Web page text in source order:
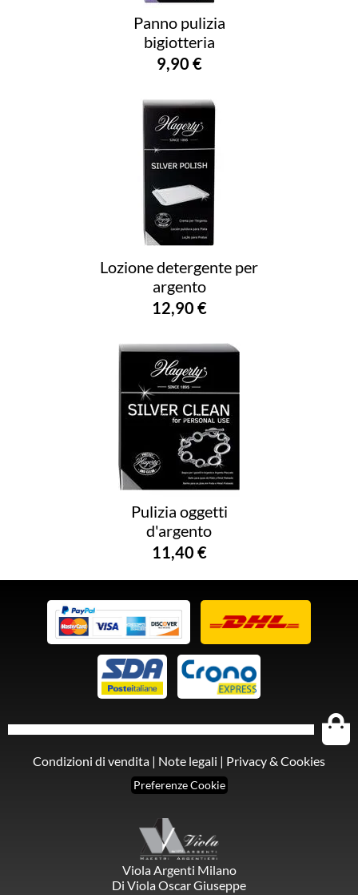
Panno pulizia
bigiotteria
9,90 €
Lozione detergente per
argento
12,90 €
Pulizia oggetti
d'argento
11,40 €
Condizioni di vendita | Note legali | Privacy & Cookies
Preferenze Cookie
Viola Argenti Milano
Di Viola Oscar Giuseppe